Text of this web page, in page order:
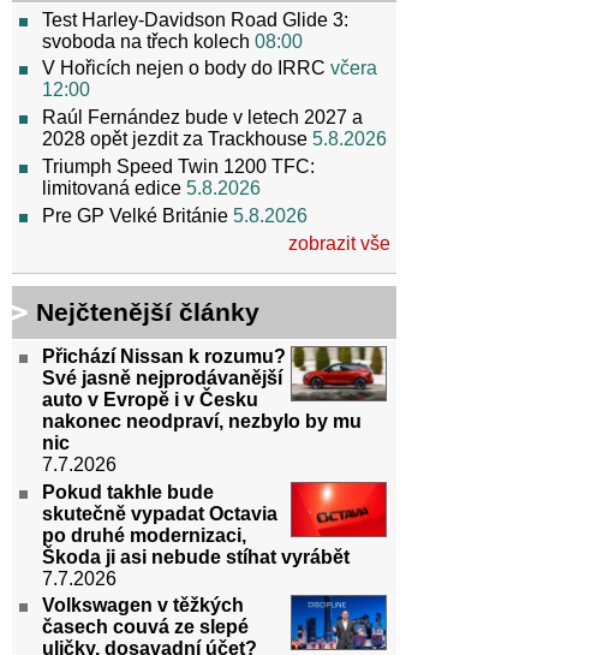
Test Harley-Davidson Road Glide 3:
svoboda na třech kolech 08:00
V Hořicích nejen o body do IRRC včera
12:00
Raúl Fernández bude v letech 2027 a
2028 opět jezdit za Trackhouse 5.8.2026
Triumph Speed Twin 1200 TFC:
limitovaná edice 5.8.2026
Pre GP Velké Británie 5.8.2026
zobrazit vše
Nejčtenější články
Přichází Nissan k rozumu?
Své jasně nejprodávanější
auto v Evropě i v Česku
nakonec neodpraví, nezbylo by mu
nic
7.7.2026
Pokud takhle bude
skutečně vypadat Octavia
po druhé modernizaci,
Škoda ji asi nebude stíhat vyrábět
7.7.2026
Volkswagen v těžkých
časech couvá ze slepé
uličky, dosavadní účet?